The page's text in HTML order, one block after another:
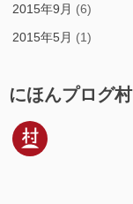
2015年9月 (6)
2015年5月 (1)
にほんプログ村